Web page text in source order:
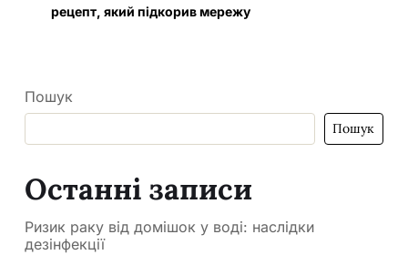
рецепт, який підкорив мережу
Пошук
Пошук
Останні записи
Ризик раку від домішок у воді: наслідки
дезінфекції